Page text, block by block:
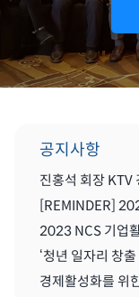
공지사항
진홍석 회장 KTV
[REMINDER]
2023 NCS 기업
경제활성화를 위